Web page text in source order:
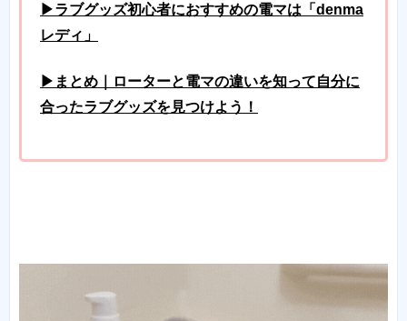
▶ラブグッズ初心者におすすめの電マは「denma
レディ」
▶まとめ｜ローターと電マの違いを知って自分に
合ったラブグッズを見つけよう！